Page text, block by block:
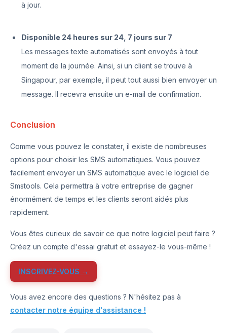
à jour.
Disponible 24 heures sur 24, 7 jours sur 7
Les messages texte automatisés sont envoyés à tout
moment de la journée. Ainsi, si un client se trouve à
Singapour, par exemple, il peut tout aussi bien envoyer un
message. Il recevra ensuite un e-mail de confirmation.
Conclusion
Comme vous pouvez le constater, il existe de nombreuses
options pour choisir les SMS automatiques. Vous pouvez
facilement envoyer un SMS automatique avec le logiciel de
Smstools. Cela permettra à votre entreprise de gagner
énormément de temps et les clients seront aidés plus
rapidement.
Vous êtes curieux de savoir ce que notre logiciel peut faire ?
Créez un compte d'essai gratuit et essayez-le vous-même !
INSCRIVEZ-VOUS →
Vous avez encore des questions ? N'hésitez pas à
contacter notre équipe d'assistance !